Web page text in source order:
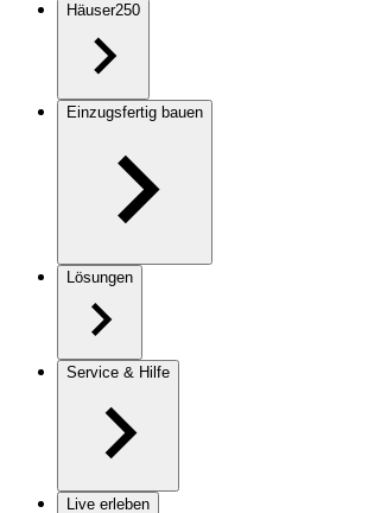
Häuser250
Einzugsfertig bauen
Lösungen
Service & Hilfe
Live erleben